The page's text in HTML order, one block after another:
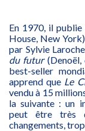
En 1970, il publie
House, New
par Sylvie
du futur(Denoël,
best-seller
apprend que Le
vendu à 15
la suivante : un
peut être très
changements,